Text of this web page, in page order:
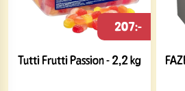
Tutti Frutti Passion - 2,2 kg
207:-